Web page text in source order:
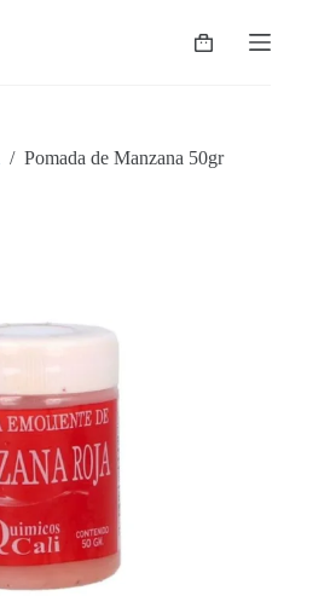
Shopping
/ Pomada de Manzana 50gr